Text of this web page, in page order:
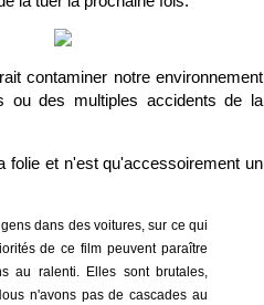
contaminer notre environnement
ou des multiples accidents de la
folie et n'est qu'accessoirement un
dans des voitures, sur ce qui
de ce film peuvent paraître
au ralenti. Elles sont brutales,
n'avons pas de cascades au